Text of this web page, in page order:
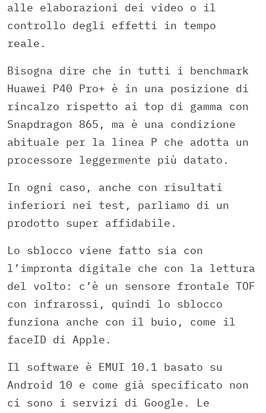
alle elaborazioni dei video o il
controllo degli effetti in tempo
reale.
Bisogna dire che in tutti i benchmark
Huawei P40 Pro+ è in una posizione di
rincalzo rispetto ai top di gamma con
Snapdragon 865, ma è una condizione
abituale per la linea P che adotta un
processore leggermente più datato.
In ogni caso, anche con risultati
inferiori nei test, parliamo di un
prodotto super affidabile.
Lo sblocco viene fatto sia con
l’impronta digitale che con la lettura
del volto: c’è un sensore frontale TOF
con infrarossi, quindi lo sblocco
funziona anche con il buio, come il
faceID di Apple.
Il software è EMUI 10.1 basato su
Android 10 e come già specificato non
ci sono i servizi di Google. Le